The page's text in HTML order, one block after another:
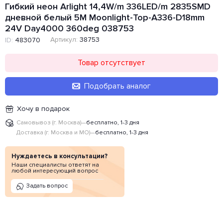
Гибкий неон Arlight 14,4W/m 336LED/m 2835SMD
дневной белый 5M Moonlight-Top-A336-D18mm
24V Day4000 360deg 038753
ID: 483070 Артикул: 38753
Товар отсутствует
Подобрать аналог
Хочу в подарок
Самовывоз (г. Москва)—бесплатно, 1-3 дня
Доставка (г. Москва и МО)—бесплатно, 1-3 дня
Нуждаетесь в консультации?
Наши специалисты ответят на
любой интересующий вопрос
Задать вопрос